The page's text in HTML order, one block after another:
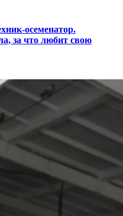
осеменатор.
за что любит свою